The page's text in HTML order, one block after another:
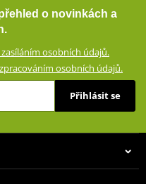
o novinkách a
osobních údajů.
zpracováním osobních údajů.
Přihlásit se